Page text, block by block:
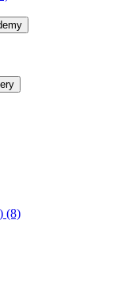
(8)